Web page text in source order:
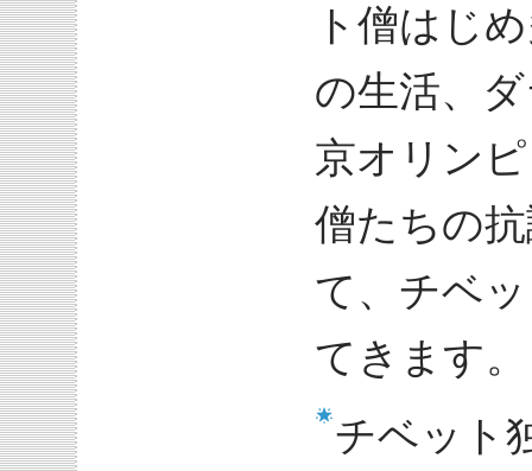
ト僧はじ
の生活、
京オリン
僧たちの
て、チベ
てきます。
チベット